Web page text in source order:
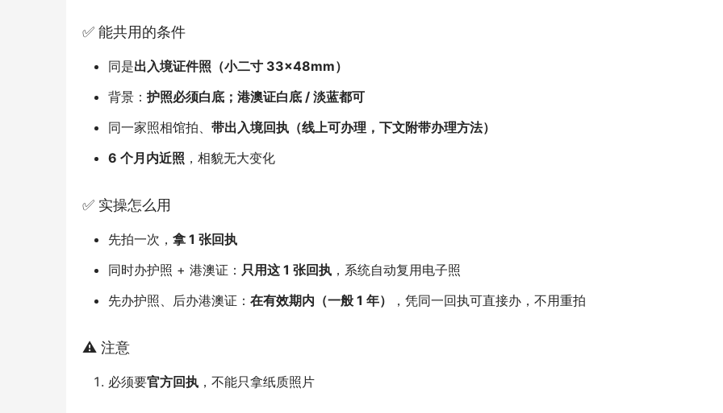
✅ 能共用的条件
同是出入境证件照（小二寸 33×48mm）
背景： 护照必须白底；港澳证白底 / 淡蓝都可
同一家照相馆拍、 带出入境回执（线上可办理，下文附带办理方法）
6 个月内近照 ，相貌无大变化
✅ 实操怎么用
先拍一次， 拿 1 张回执
同时办护照 + 港澳证： 只用这 1 张回执 ，系统自动复用电子照
先办护照、后办港澳证： 在有效期内（一般 1 年） ，凭同一回执可直接办，不用重拍
⚠️ 注意
必须要官方回执 ，不能只拿纸质照片